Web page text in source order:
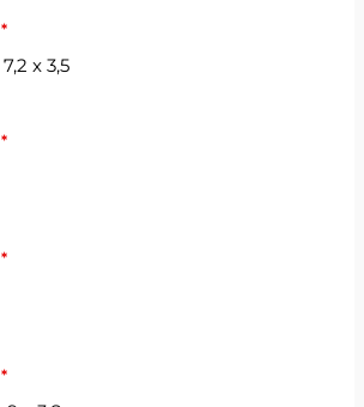
*
7,2 x 3,5
*
*
*